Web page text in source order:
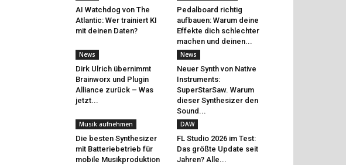
AI Watchdog von The
Atlantic: Wer trainiert KI
mit deinen Daten?
Pedalboard richtig
aufbauen: Warum deine
Effekte dich schlechter
machen und deinen...
News
Dirk Ulrich übernimmt
Brainworx und Plugin
Alliance zurück – Was
jetzt...
News
Neuer Synth von Native
Instruments:
SuperStarSaw. Warum
dieser Synthesizer den
Sound...
Musik aufnehmen
Die besten Synthesizer
mit Batteriebetrieb für
mobile Musikproduktion
DAW
FL Studio 2026 im Test:
Das größte Update seit
Jahren? Alle...